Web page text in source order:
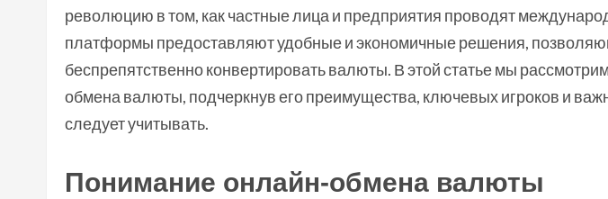
революцию в том, как частные лица и предприятия проводят
платформы предоставляют удобные и экономичные решения,
беспрепятственно конвертировать валюты. В этой статье мы
обмена валюты, подчеркнув его преимущества, ключевых игроков и
следует учитывать.
Понимание онлайн-обмена валюты